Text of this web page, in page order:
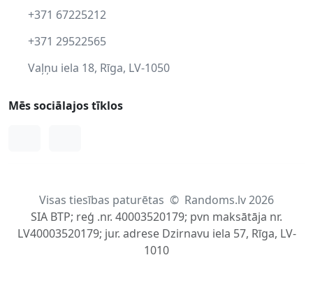
+371 67225212
+371 29522565
Vaļņu iela 18, Rīga, LV-1050
Mēs sociālajos tīklos
Visas tiesības paturētas © Randoms.lv 2026
SIA BTP; reģ .nr. 40003520179; pvn maksātāja nr.
LV40003520179; jur. adrese Dzirnavu iela 57, Rīga, LV-
1010